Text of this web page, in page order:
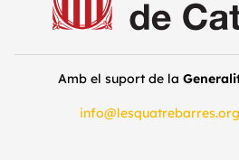
Amb el suport de la
info@lesquatrebarres.org